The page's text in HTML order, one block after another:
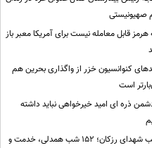
صهیونیستی
هرمز قابل معامله نیست برای آمریکا معبر باز
کنوانسیون خزر از واگذاری بحرین هم
است
ذره ای امید خیرخواهی نباید داشته
موکب شهدای رزکان؛ ۱۵۲ شب همدلی، خدمت و